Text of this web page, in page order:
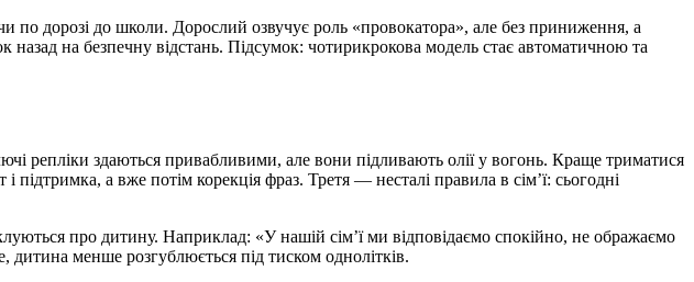
по дорозі до школи. Дорослий озвучує роль «провокатора», але без приниження, а
на безпечну відстань. Підсумок: чотирикрокова модель стає автоматичною та
репліки здаються привабливими, але вони підливають олії у вогонь. Краще триматися
а вже потім корекція фраз. Третя — несталі правила в сім’ї: сьогодні
про дитину. Наприклад: «У нашій сім’ї ми відповідаємо спокійно, не ображаємо
дитина менше розгублюється під тиском однолітків.